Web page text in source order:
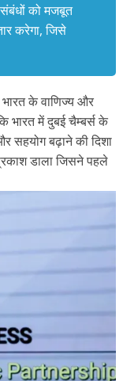
संबंधों को मजबूत
करेगा, जिसे
के वाणिज्य और
भारत में दुबई चैम्बर्स के
सहयोग बढ़ाने की दिशा
डाला जिसने पहले